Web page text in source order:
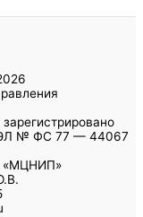
ЭЛ № ФС 77 — 44067
«МЦНИП»